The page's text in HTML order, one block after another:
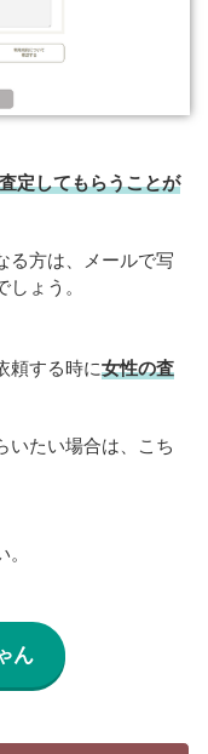
査定してもらうことが
る方は、メールで写
ょう。
頼する時に女性の査
いたい場合は、こち
ん